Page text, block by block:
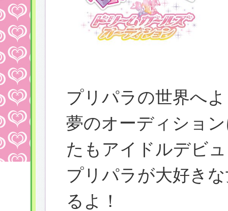
プリパラの世界へ
夢のオーディショ
たもアイドルデビ
プリパラが大好き
るよ！